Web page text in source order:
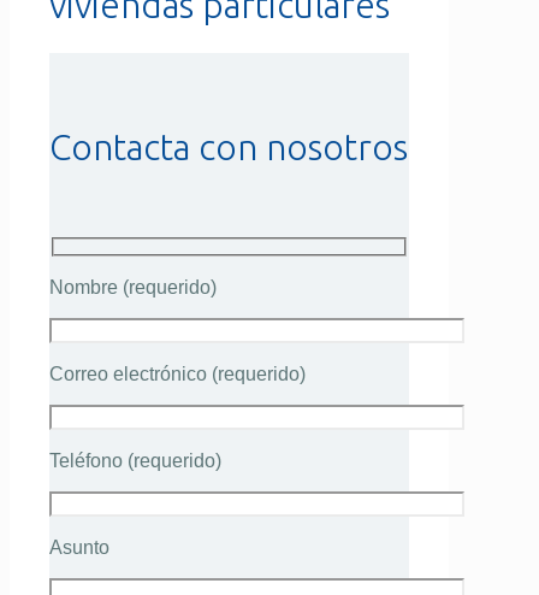
Contacta con nosotros
Nombre (requerido)
Correo electrónico (requerido)
Teléfono (requerido)
Asunto